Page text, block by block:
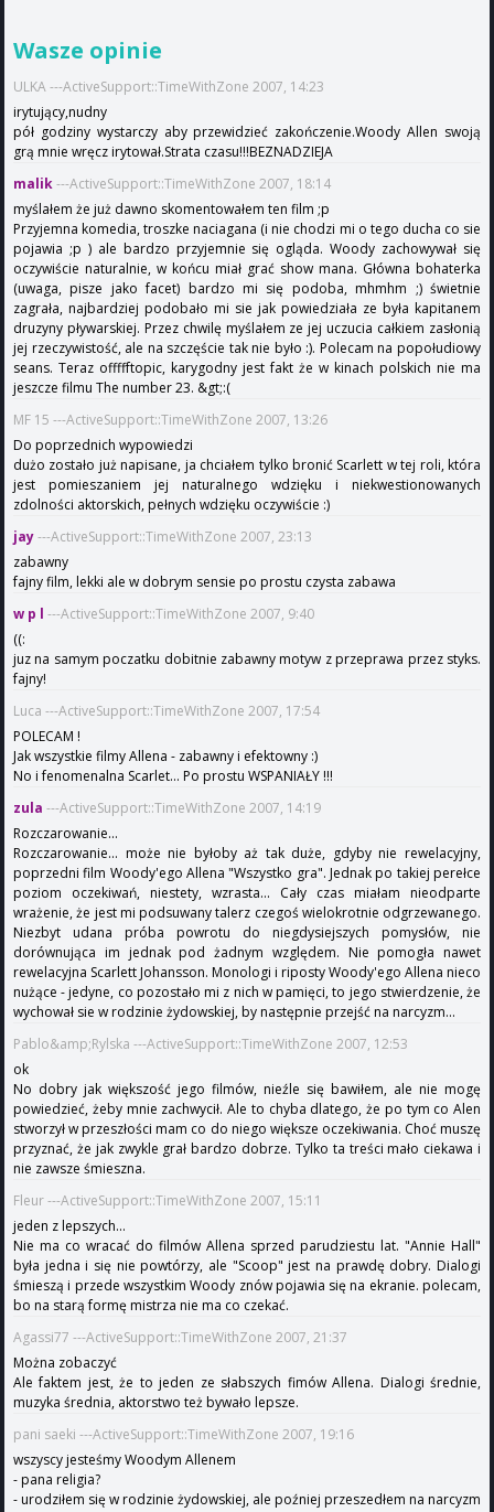
Wasze opinie
ULKA ---ActiveSupport::TimeWithZone 2007, 14:23
irytujący,nudny
pół godziny wystarczy aby przewidzieć zakończenie.Woody Allen swoją
grą mnie wręcz irytował.Strata czasu!!!BEZNADZIEJA
malik---ActiveSupport::TimeWithZone 2007, 18:14
myślałem że już dawno skomentowałem ten film ;p
Przyjemna komedia, troszke naciagana (i nie chodzi mi o tego ducha co sie
pojawia ;p ) ale bardzo przyjemnie się ogląda. Woody zachowywał się
oczywiście naturalnie, w końcu miał grać show mana. Główna bohaterka
(uwaga, pisze jako facet) bardzo mi się podoba, mhmhm ;) świetnie
zagrała, najbardziej podobało mi sie jak powiedziała ze była kapitanem
druzyny pływarskiej. Przez chwilę myślałem ze jej uczucia całkiem zasłonią
jej rzeczywistość, ale na szczęście tak nie było :). Polecam na popołudiowy
seans. Teraz offffftopic, karygodny jest fakt że w kinach polskich nie ma
jeszcze filmu The number 23. &gt;:(
MF 15 ---ActiveSupport::TimeWithZone 2007, 13:26
Do poprzednich wypowiedzi
dużo zostało już napisane, ja chciałem tylko bronić Scarlett w tej roli, która
jest pomieszaniem jej naturalnego wdzięku i niekwestionowanych
zdolności aktorskich, pełnych wdzięku oczywiście :)
jay---ActiveSupport::TimeWithZone 2007, 23:13
zabawny
fajny film, lekki ale w dobrym sensie po prostu czysta zabawa
w p l ---ActiveSupport::TimeWithZone 2007, 9:40
((:
juz na samym poczatku dobitnie zabawny motyw z przeprawa przez styks.
fajny!
Luca ---ActiveSupport::TimeWithZone 2007, 17:54
POLECAM !
Jak wszystkie filmy Allena - zabawny i efektowny :)
No i fenomenalna Scarlet... Po prostu WSPANIAŁY !!!
zula ---ActiveSupport::TimeWithZone 2007, 14:19
Rozczarowanie...
Rozczarowanie... może nie byłoby aż tak duże, gdyby nie rewelacyjny,
poprzedni film Woody'ego Allena "Wszystko gra". Jednak po takiej perełce
poziom oczekiwań, niestety, wzrasta... Cały czas miałam nieodparte
wrażenie, że jest mi podsuwany talerz czegoś wielokrotnie odgrzewanego.
Niezbyt udana próba powrotu do niegdysiejszych pomysłów, nie
dorównująca im jednak pod żadnym względem. Nie pomogła nawet
rewelacyjna Scarlett Johansson. Monologi i riposty Woody'ego Allena nieco
nużące - jedyne, co pozostało mi z nich w pamięci, to jego stwierdzenie, że
wychował sie w rodzinie żydowskiej, by następnie przejść na narcyzm...
Pablo&amp;Rylska ---ActiveSupport::TimeWithZone 2007, 12:53
ok
No dobry jak większość jego filmów, nieźle się bawiłem, ale nie mogę
powiedzieć, żeby mnie zachwycił. Ale to chyba dlatego, że po tym co Alen
stworzył w przeszłości mam co do niego większe oczekiwania. Choć muszę
przyznać, że jak zwykle grał bardzo dobrze. Tylko ta treści mało ciekawa i
nie zawsze śmieszna.
Fleur ---ActiveSupport::TimeWithZone 2007, 15:11
jeden z lepszych...
Nie ma co wracać do filmów Allena sprzed parudziestu lat. "Annie Hall"
była jedna i się nie powtórzy, ale "Scoop" jest na prawdę dobry. Dialogi
śmieszą i przede wszystkim Woody znów pojawia się na ekranie. polecam,
bo na starą formę mistrza nie ma co czekać.
Agassi77 ---ActiveSupport::TimeWithZone 2007, 21:37
Można zobaczyć
Ale faktem jest, że to jeden ze słabszych fimów Allena. Dialogi średnie,
muzyka średnia, aktorstwo też bywało lepsze.
pani saeki ---ActiveSupport::TimeWithZone 2007, 19:16
wszyscy jesteśmy Woodym Allenem
- pana religia?
- urodziłem się w rodzinie żydowskiej, ale poźniej przeszedłem na narcyzm